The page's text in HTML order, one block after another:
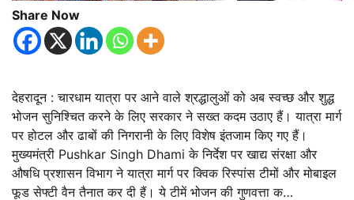
Share Now
देहरादून : चारधाम यात्रा पर आने वाले श्रद्धालुओं को अब स्वच्छ और शुद्ध
भोजन सुनिश्चित करने के लिए सरकार ने सख्त कदम उठाए हैं। यात्रा मार्ग
पर होटल और ढाबों की निगरानी के लिए विशेष इंतजाम किए गए हैं।
मुख्यमंत्री Pushkar Singh Dhami के निर्देश पर खाद्य संरक्षा और
औषधि प्रशासन विभाग ने यात्रा मार्ग पर क्विक रिस्पांस टीमों और मोबाइल
फूड सेफ्टी वैन तैनात कर दी हैं। ये टीमें भोजन की गुणवत्ता क…